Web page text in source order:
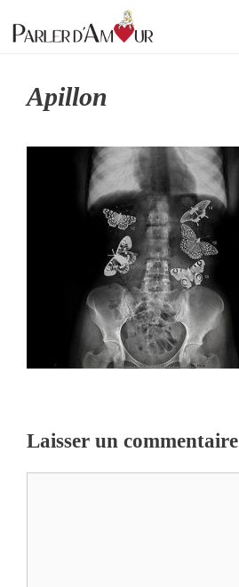
au
Apillon
Laisser un commentaire